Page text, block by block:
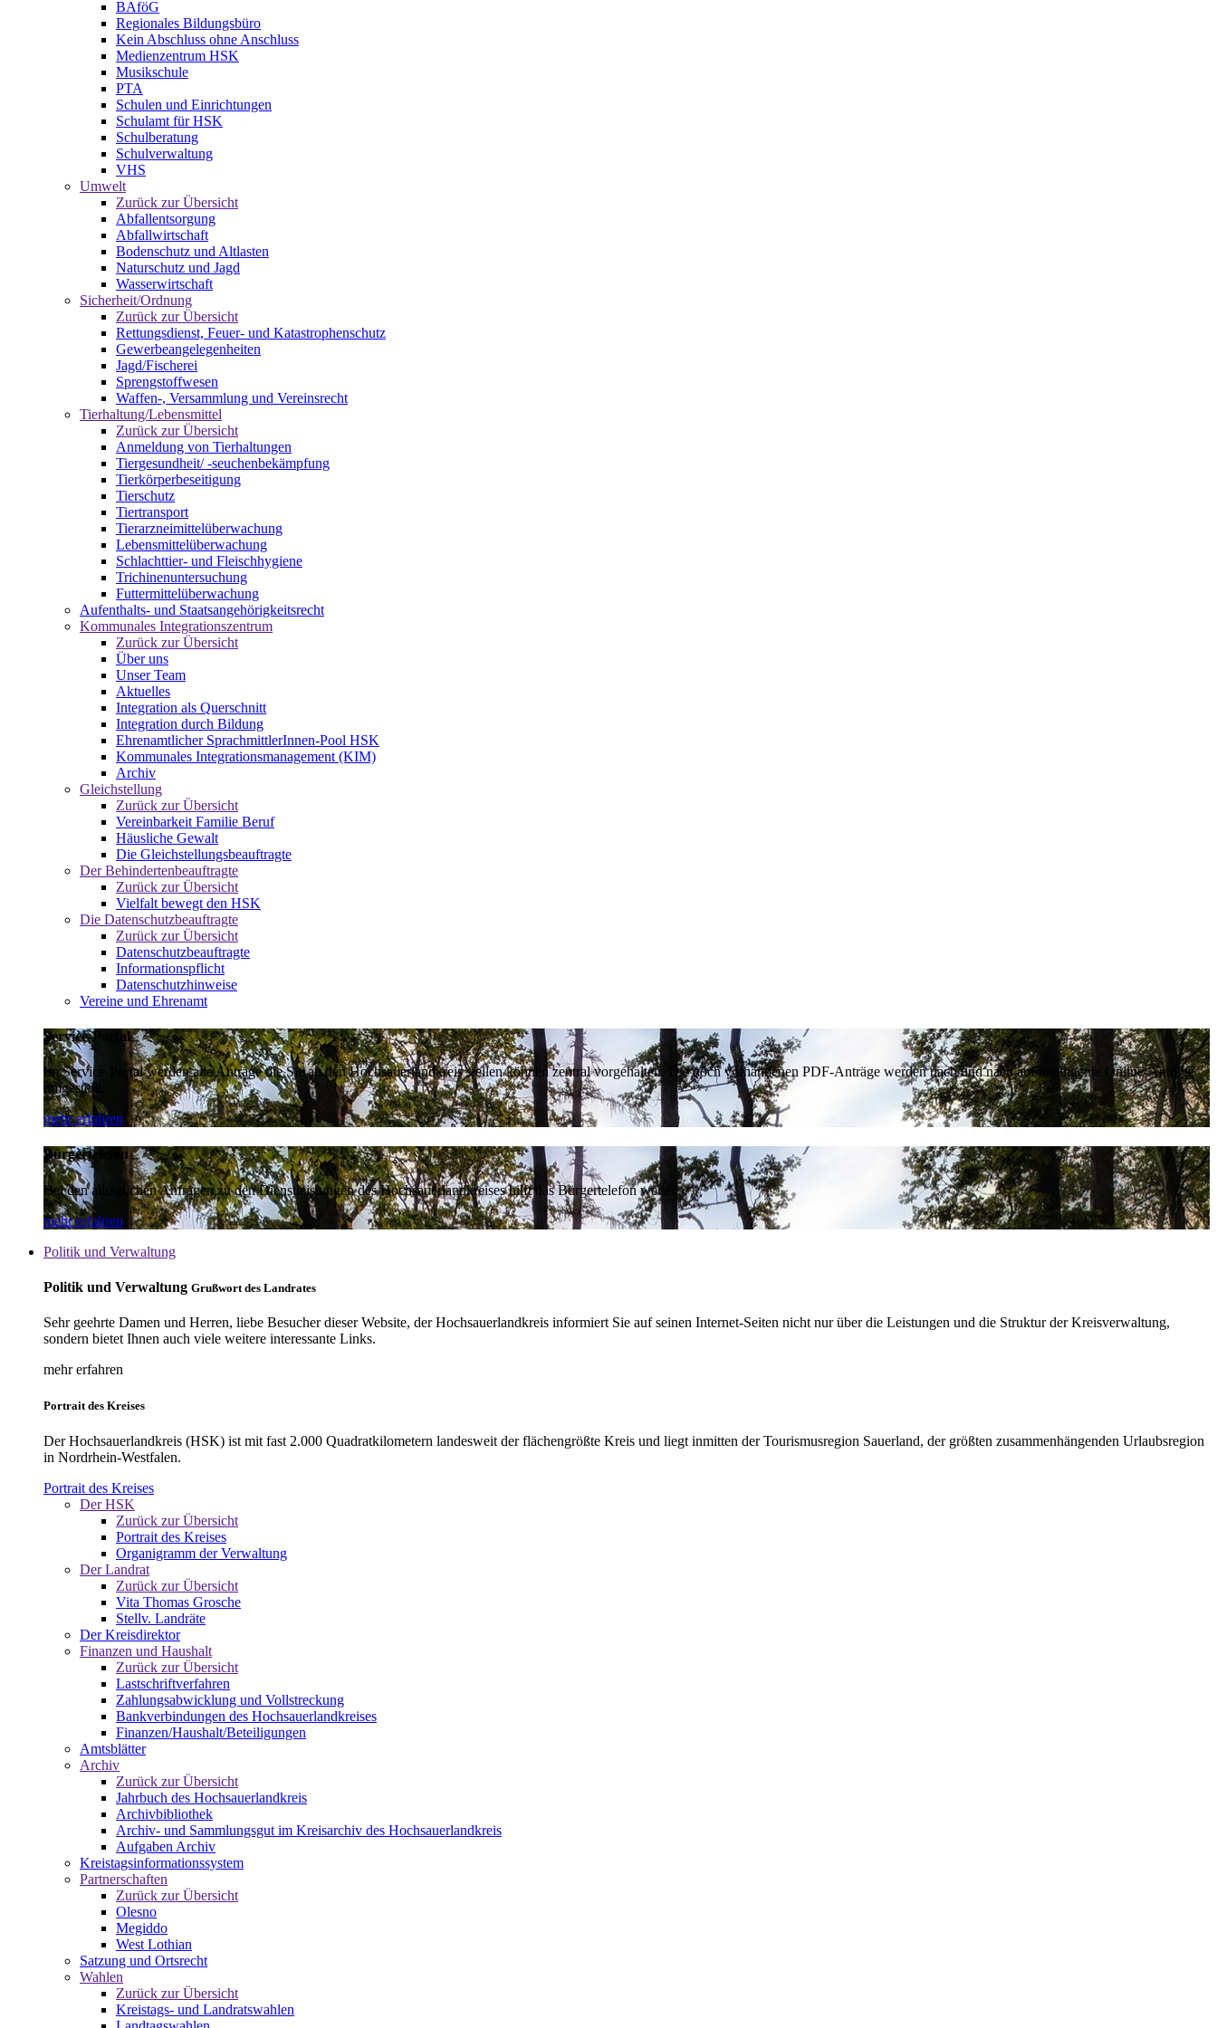
BAföG
Regionales Bildungsbüro
Kein Abschluss ohne Anschluss
Medienzentrum HSK
Musikschule
PTA
Schulen und Einrichtungen
Schulamt für HSK
Schulberatung
Schulverwaltung
VHS
Umwelt
Zurück zur Übersicht
Abfallentsorgung
Abfallwirtschaft
Bodenschutz und Altlasten
Naturschutz und Jagd
Wasserwirtschaft
Sicherheit/Ordnung
Zurück zur Übersicht
Rettungsdienst, Feuer- und Katastrophenschutz
Gewerbeangelegenheiten
Jagd/Fischerei
Sprengstoffwesen
Waffen-, Versammlung und Vereinsrecht
Tierhaltung/Lebensmittel
Zurück zur Übersicht
Anmeldung von Tierhaltungen
Tiergesundheit/ -seuchenbekämpfung
Tierkörperbeseitigung
Tierschutz
Tiertransport
Tierarzneimittelüberwachung
Lebensmittelüberwachung
Schlachttier- und Fleischhygiene
Trichinenuntersuchung
Futtermittelüberwachung
Aufenthalts- und Staatsangehörigkeitsrecht
Kommunales Integrationszentrum
Zurück zur Übersicht
Über uns
Unser Team
Aktuelles
Integration als Querschnitt
Integration durch Bildung
Ehrenamtlicher SprachmittlerInnen-Pool HSK
Kommunales Integrationsmanagement (KIM)
Archiv
Gleichstellung
Zurück zur Übersicht
Vereinbarkeit Familie Beruf
Häusliche Gewalt
Die Gleichstellungsbeauftragte
Der Behindertenbeauftragte
Zurück zur Übersicht
Vielfalt bewegt den HSK
Die Datenschutzbeauftragte
Zurück zur Übersicht
Datenschutzbeauftragte
Informationspflicht
Datenschutzhinweise
Vereine und Ehrenamt
Service-Portal
Im Service-Portal werden alle Anträge die Sie an den Hochsauerlandkreis stellen können zentral vorgehalten. Die noch vorhandenen PDF-Anträge werden nach und nach auf intelligente Online-Anträge
umgestellt.
mehr erfahren
Bürgertelefon
Bei den alltäglichen Anfragen zu den Dienstleistungen des Hochsauerlandkreises hilft das Bürgertelefon weiter.
mehr erfahren
Politik und Verwaltung
Politik und Verwaltung Grußwort des Landrates
Sehr geehrte Damen und Herren, liebe Besucher dieser Website, der Hochsauerlandkreis informiert Sie auf seinen Internet-Seiten nicht nur über die Leistungen und die Struktur der Kreisverwaltung,
sondern bietet Ihnen auch viele weitere interessante Links.
mehr erfahren
Portrait des Kreises
Der Hochsauerlandkreis (HSK) ist mit fast 2.000 Quadratkilometern landesweit der flächengrößte Kreis und liegt inmitten der Tourismusregion Sauerland, der größten zusammenhängenden Urlaubsregion
in Nordrhein-Westfalen.
Portrait des Kreises
Der HSK
Zurück zur Übersicht
Portrait des Kreises
Organigramm der Verwaltung
Der Landrat
Zurück zur Übersicht
Vita Thomas Grosche
Stellv. Landräte
Der Kreisdirektor
Finanzen und Haushalt
Zurück zur Übersicht
Lastschriftverfahren
Zahlungsabwicklung und Vollstreckung
Bankverbindungen des Hochsauerlandkreises
Finanzen/Haushalt/Beteiligungen
Amtsblätter
Archiv
Zurück zur Übersicht
Jahrbuch des Hochsauerlandkreis
Archivbibliothek
Archiv- und Sammlungsgut im Kreisarchiv des Hochsauerlandkreis
Aufgaben Archiv
Kreistagsinformationssystem
Partnerschaften
Zurück zur Übersicht
Olesno
Megiddo
West Lothian
Satzung und Ortsrecht
Wahlen
Zurück zur Übersicht
Kreistags- und Landratswahlen